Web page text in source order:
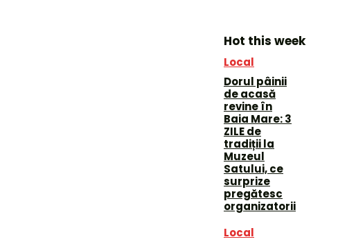
Hot this week
Local
Dorul pâinii
de acasă
revine în
Baia Mare: 3
ZILE de
tradiții la
Muzeul
Satului, ce
surprize
pregătesc
organizatorii
Local